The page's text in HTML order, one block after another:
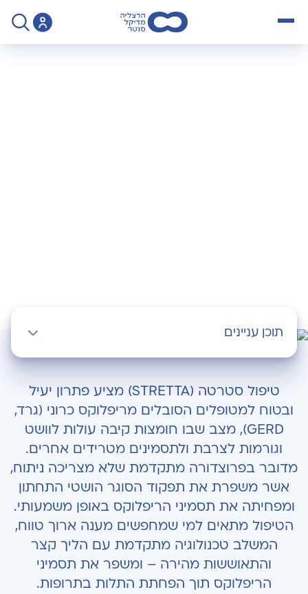
תוכן עניינים
יתרונות הטיפול בסטרטה
למי מתאים טיפול סטרטה?
סיכונים ותופעות לוואי אפשריות
מה חשוב לדעת לפני הפעולה?
מה צפוי לאחר הפעולה ותוך כמה זמן נרגיש שיפור?
יעילות הטיפול ב- STRETTA
שאלות נפוצות
טיפול סטרטה (STRETTA) מציע פתרון יעיל
ובטוח למטופלים הסובלים מריפלוקס כרוני (גרד,
GERD), מצב שבו חומצות קיבה עולות לוושט
וגורמות לצרבת ולתסמינים מטרידים אחרים.
מדובר בפרוצדורה מתקדמת שלא מצריכה ניתוח,
אשר משפרת את תפקוד הסוגר הושטי התחתון
ומפחיתה את תסמיני הריפלוקס באופן משמעותי.
הטיפול מתאים למי שמחפשים מענה ארוך טווח,
המשלב טכנולוגיה מתקדמת עם הליך קצר
והתאוששות מהירה – ומשפר את תסמיני
הריפלוקס תוך הפחתת התלות בתרופות.